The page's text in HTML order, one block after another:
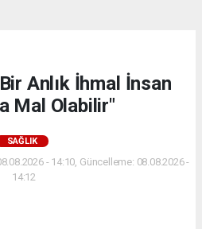
Anlık İhmal İnsan
Mal Olabilir"
SAĞLIK
- 14:10, Güncelleme: 08.08.2026 -
14:12